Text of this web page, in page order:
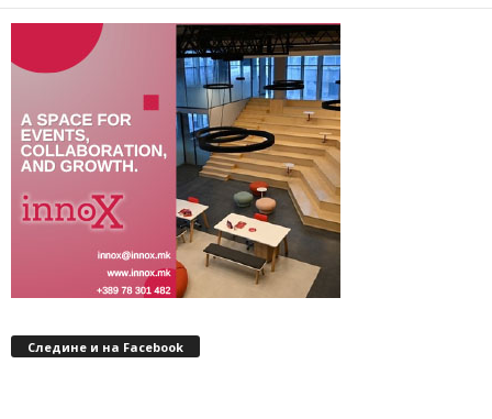
Следине и на Facebook